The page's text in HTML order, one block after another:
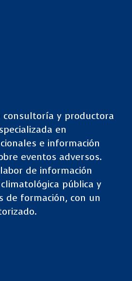
consultoría y productora
en
e información
eventos adversos.
de información
pública y
de formación, con un